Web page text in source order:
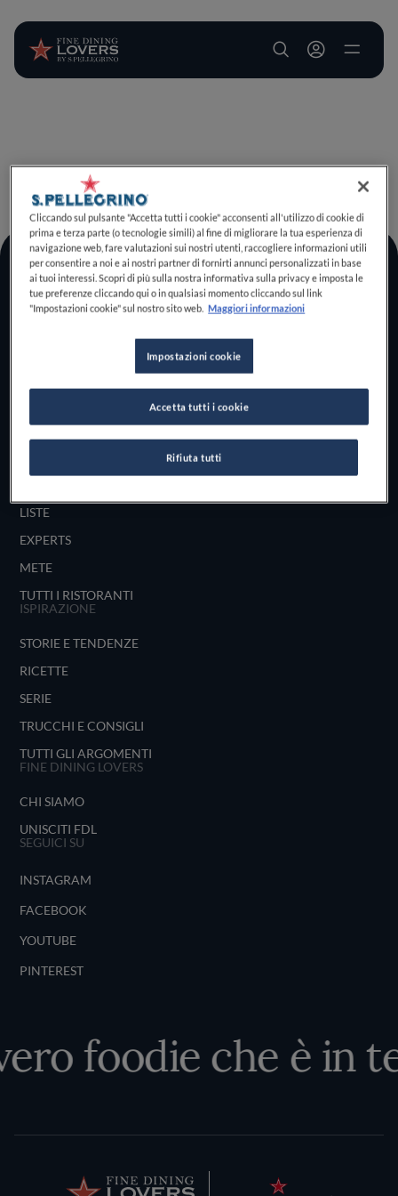
User account
TORNA A INIZIO PAGINA
Home
Log In
Scopri il vero
foodie che è in te
UNISCITI
LISTE
EXPERTS
METE
TUTTI I RISTORANTI
ISPIRAZIONE
STORIE E TENDENZE
RICETTE
SERIE
TRUCCHI E CONSIGLI
TUTTI GLI ARGOMENTI
FINE DINING LOVERS
CHI SIAMO
UNISCITI FDL
SEGUICI SU
INSTAGRAM
FACEBOOK
YOUTUBE
PINTEREST
foodie che è in
Cliccando sul pulsante "Accetta tutti i cookie" acconsenti all'utilizzo di cookie di
prima e terza parte (o tecnologie simili) al fine di migliorare la tua esperienza di
navigazione web, fare valutazioni sui nostri utenti, raccogliere informazioni utili
per consentire a noi e ai nostri partner di fornirti annunci personalizzati in base
ai tuoi interessi. Scopri di più sulla nostra informativa sulla privacy e imposta le
tue preferenze cliccando qui o in qualsiasi momento cliccando sul link
"Impostazioni cookie" sul nostro sito web. Maggiori informazioni
Impostazioni cookie
Rifiuta tutti
Accetta tutti i cookie